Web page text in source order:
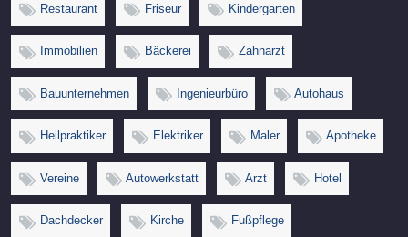
Restaurant Friseur Kindergarten
Immobilien Bäckerei Zahnarzt
Bauunternehmen Ingenieurbüro Autohaus
Heilpraktiker Elektriker Maler Apotheke
Vereine Autowerkstatt Arzt Hotel
Dachdecker Kirche Fußpflege